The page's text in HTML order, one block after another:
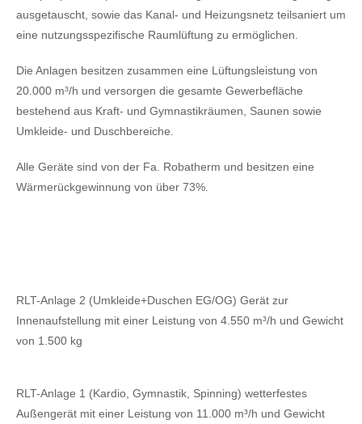
ausgetauscht, sowie das Kanal- und Heizungsnetz teilsaniert um
eine nutzungsspezifische Raumlüftung zu ermöglichen.
Die Anlagen besitzen zusammen eine Lüftungsleistung von
20.000 m³/h und versorgen die gesamte Gewerbefläche
bestehend aus Kraft- und Gymnastikräumen, Saunen sowie
Umkleide- und Duschbereiche.
Alle Geräte sind von der Fa. Robatherm und besitzen eine
Wärmerückgewinnung von über 73%.
RLT-Anlage 2 (Umkleide+Duschen EG/OG) Gerät zur
Innenaufstellung mit einer Leistung von 4.550 m³/h und Gewicht
von 1.500 kg
RLT-Anlage 1 (Kardio, Gymnastik, Spinning) wetterfestes
Außengerät mit einer Leistung von 11.000 m³/h und Gewicht